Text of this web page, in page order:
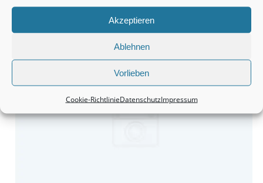
Akzeptieren
Ablehnen
Vorlieben
Cookie-RichtlinieDatenschutzImpressum
Monteurzimmer Hannover: Schnell die passende Unterkunft
finden.